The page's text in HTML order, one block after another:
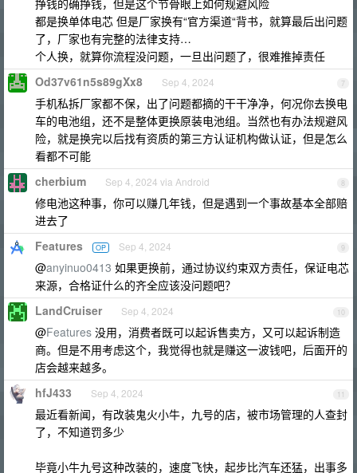
挣钱的确挣钱，但是这个节骨眼上如何规避风险
都是换单体电芯 但是厂家换有“官方渠道“背书，就算最后出问题
了，厂家也有完整的法律支持…
个人换，就算你流程没问题，一旦出问题了，很难推掉责任
7
Od37v61n5s89gXx8 Sep 4, 2024
手机私拆厂家都不保，出了问题都摘的干干净净，何况你去换电
车的电池组，还不是整体更换原装电池组。当然也有办法规避风
险，就是换完以后找有资质的第三方认证机构做认证，但是怎么
看都不可能
8
cherbium Sep 4, 2024 via Android
修电池这种事，你可以赚几年钱，但是遇到一个事故基本全部赔
进去了
9
Features OP Sep 4, 2024
@anyinuo0413 如果更换前，通过协议约束双方责任，保证电芯
来源，合格证什么的齐全应该没问题吧？
10
LandCruiser Sep 4, 2024
@Features 没用，消费者既可以起诉售卖方，又可以起诉制造
商。但是不用考虑这个，我觉得也就是赚这一波钱吧，后面开的
店会越来越多。
11
hfJ433 Sep 4, 2024
最近看新闻，有改装鬼火小牛，九号的店，被市场管理的人查封
了，不知道罚多少
毕竟小牛九号这种改装的，速度飞快，起步比汽车还猛，出事多